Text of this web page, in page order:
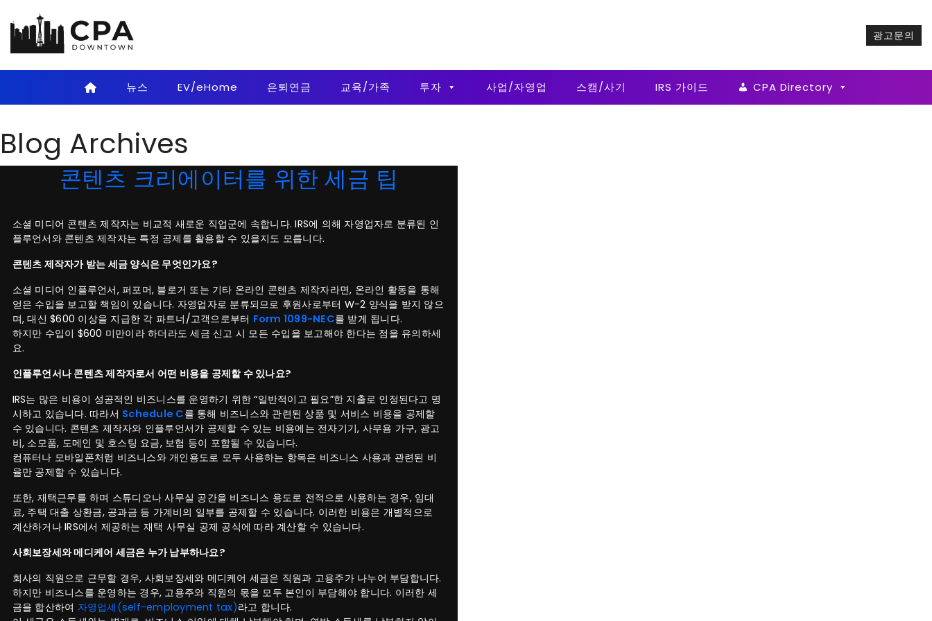
광고문의
뉴스 EV/eHome 은퇴연금 교육/가족 투자 사업/자영업 스캠/사기 IRS 가이드 CPA Directory
Blog Archives
콘텐츠 크리에이터를 위한 세금 팁
소셜 미디어 콘텐츠 제작자는 비교적 새로운 직업군에 속합니다. IRS에 의해 자영업자로 분류된 인
플루언서와 콘텐츠 제작자는 특정 공제를 활용할 수 있을지도 모릅니다.
콘텐츠 제작자가 받는 세금 양식은 무엇인가요?
소셜 미디어 인플루언서, 퍼포머, 블로거 또는 기타 온라인 콘텐츠 제작자라면, 온라인 활동을 통해
얻은 수입을 보고할 책임이 있습니다. 자영업자로 분류되므로 후원사로부터 W-2 양식을 받지 않으
며, 대신 $600 이상을 지급한 각 파트너/고객으로부터 Form 1099-NEC를 받게 됩니다.
하지만 수입이 $600 미만이라 하더라도 세금 신고 시 모든 수입을 보고해야 한다는 점을 유의하세
요.
인플루언서나 콘텐츠 제작자로서 어떤 비용을 공제할 수 있나요?
IRS는 많은 비용이 성공적인 비즈니스를 운영하기 위한 “일반적이고 필요”한 지출로 인정된다고 명
시하고 있습니다. 따라서 Schedule C를 통해 비즈니스와 관련된 상품 및 서비스 비용을 공제할
수 있습니다. 콘텐츠 제작자와 인플루언서가 공제할 수 있는 비용에는 전자기기, 사무용 가구, 광고
비, 소모품, 도메인 및 호스팅 요금, 보험 등이 포함될 수 있습니다.
컴퓨터나 모바일폰처럼 비즈니스와 개인용도로 모두 사용하는 항목은 비즈니스 사용과 관련된 비
율만 공제할 수 있습니다.
또한, 재택근무를 하며 스튜디오나 사무실 공간을 비즈니스 용도로 전적으로 사용하는 경우, 임대
료, 주택 대출 상환금, 공과금 등 가계비의 일부를 공제할 수 있습니다. 이러한 비용은 개별적으로
계산하거나 IRS에서 제공하는 재택 사무실 공제 공식에 따라 계산할 수 있습니다.
사회보장세와 메디케어 세금은 누가 납부하나요?
회사의 직원으로 근무할 경우, 사회보장세와 메디케어 세금은 직원과 고용주가 나누어 부담합니다.
하지만 비즈니스를 운영하는 경우, 고용주와 직원의 몫을 모두 본인이 부담해야 합니다. 이러한 세
금을 합산하여 자영업세(self-employment tax)라고 합니다.